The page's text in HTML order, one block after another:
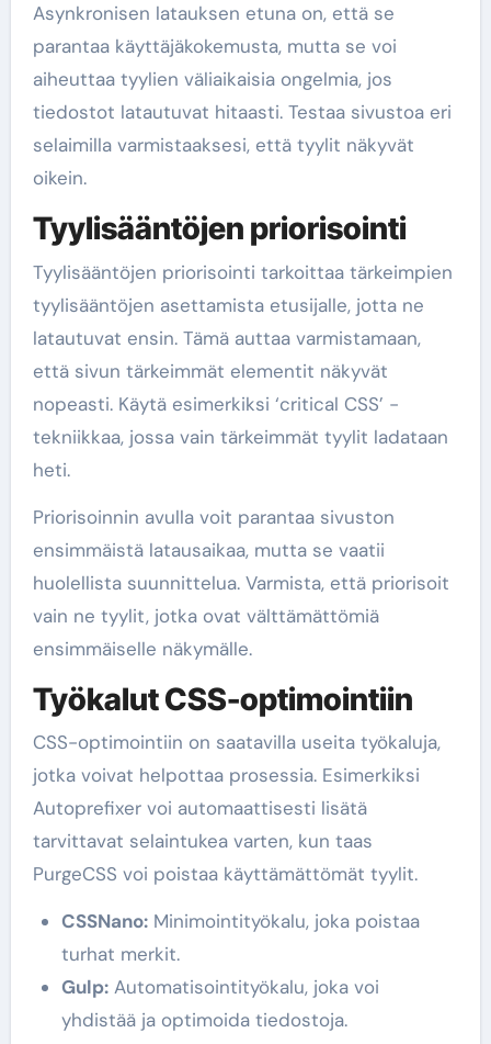
Asynkronisen latauksen etuna on, että se
parantaa käyttäjäkokemusta, mutta se voi
aiheuttaa tyylien väliaikaisia ongelmia, jos
tiedostot latautuvat hitaasti. Testaa sivustoa eri
selaimilla varmistaaksesi, että tyylit näkyvät
oikein.
Tyylisääntöjen priorisointi
Tyylisääntöjen priorisointi tarkoittaa tärkeimpien
tyylisääntöjen asettamista etusijalle, jotta ne
latautuvat ensin. Tämä auttaa varmistamaan,
että sivun tärkeimmät elementit näkyvät
nopeasti. Käytä esimerkiksi ‘critical CSS’ -
tekniikkaa, jossa vain tärkeimmät tyylit ladataan
heti.
Priorisoinnin avulla voit parantaa sivuston
ensimmäistä latausaikaa, mutta se vaatii
huolellista suunnittelua. Varmista, että priorisoit
vain ne tyylit, jotka ovat välttämättömiä
ensimmäiselle näkymälle.
Työkalut CSS-optimointiin
CSS-optimointiin on saatavilla useita työkaluja,
jotka voivat helpottaa prosessia. Esimerkiksi
Autoprefixer voi automaattisesti lisätä
tarvittavat selaintukea varten, kun taas
PurgeCSS voi poistaa käyttämättömät tyylit.
CSSNano:Minimointityökalu, joka poistaa
turhat merkit.
Gulp:Automatisointityökalu, joka voi
yhdistää ja optimoida tiedostoja.